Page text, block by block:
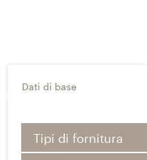
Dati di base
Tipi di fornitura